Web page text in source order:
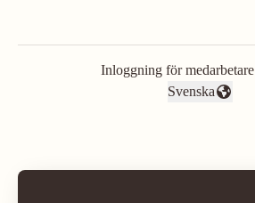
Inloggning för medarbetare
Byt språk
Svenska